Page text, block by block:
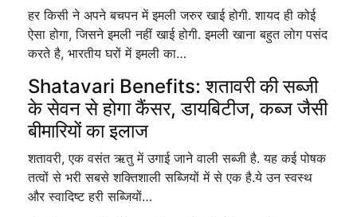
हर किसी ने अपने बचपन में इमली जरुर खाई होगी. शायद ही कोई
ऐसा होगा, जिसने इमली नहीं खाई होगी. इमली खाना बहुत लोग पसंद
करते है, भारतीय घरों में इमली का…
Shatavari Benefits: शतावरी की सब्जी
के सेवन से होगा कैंसर, डायबिटीज, कब्ज जैसी
बीमारियों का इलाज
शतावरी, एक वसंत ऋतु में उगाई जाने वाली सब्जी है. यह कई पोषक
तत्वों से भरी सबसे शक्तिशाली सब्जियों में से एक है.ये उन स्वस्थ
और स्वादिष्ट हरी सब्जियों…